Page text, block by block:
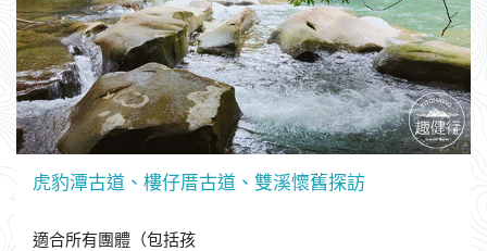
虎豹潭古道、樓仔厝古道、雙溪懷舊探訪
適合所有團體（包括孩